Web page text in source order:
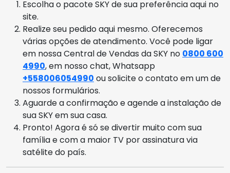
Escolha o pacote SKY de sua preferência aqui no
site.
Realize seu pedido aqui mesmo. Oferecemos
várias opções de atendimento. Você pode ligar
em nossa Central de Vendas da SKY no 0800 600
4990, em nosso chat, Whatsapp
+558006054990 ou solicite o contato em um de
nossos formulários.
Aguarde a confirmação e agende a instalação de
sua SKY em sua casa.
Pronto! Agora é só se divertir muito com sua
família e com a maior TV por assinatura via
satélite do país.